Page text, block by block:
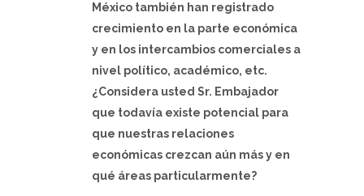
México también han registrado
crecimiento en la parte económica
y en los intercambios comerciales a
nivel político, académico, etc.
¿Considera usted Sr. Embajador
que todavía existe potencial para
que nuestras relaciones
económicas crezcan aún más y en
qué áreas particularmente?